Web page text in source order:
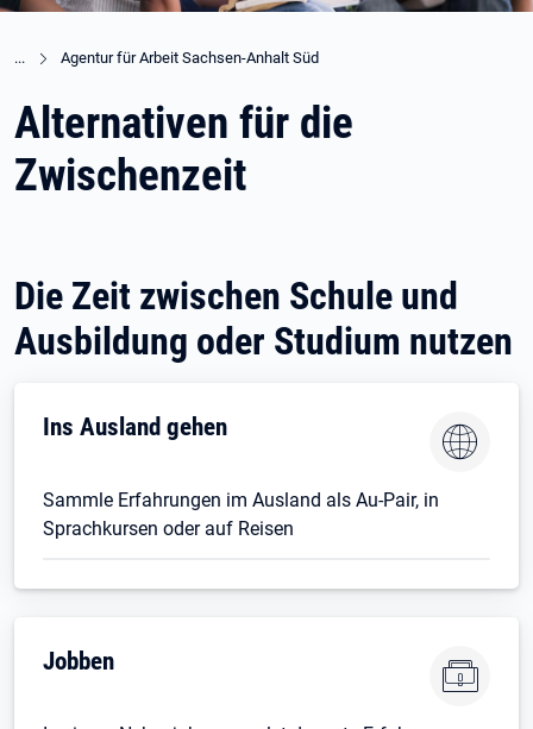
Agentur für Arbeit Sachsen-Anhalt Süd
Alternativen für die
Zwischenzeit
Die Zeit zwischen Schule und
Ausbildung oder Studium nutzen
Ins Ausland gehen
Sammle Erfahrungen im Ausland als Au-Pair, in
Sprachkursen oder auf Reisen
Jobben